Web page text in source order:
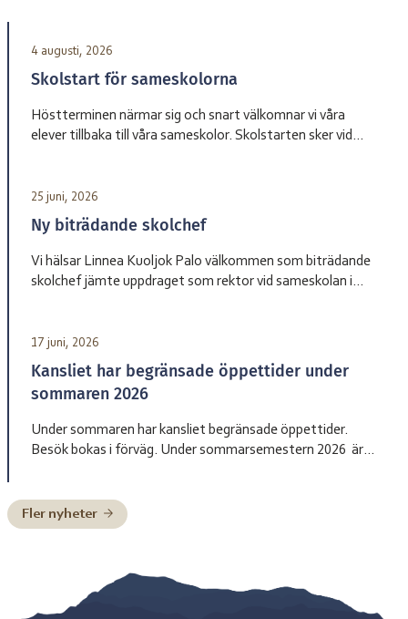
4 augusti, 2026
Skolstart för sameskolorna
Höstterminen närmar sig och snart välkomnar vi våra
elever tillbaka till våra sameskolor. Skolstarten sker vid
Jåhkåmåhkke 20 augusti Vårdnadshavare får information
från respektive skola om tider för första skoldagen och
annan praktisk information inför terminsstarten. Vi ser
fram […]
25 juni, 2026
Ny biträdande skolchef
Vi hälsar Linnea Kuoljok Palo välkommen som biträdande
skolchef jämte uppdraget som rektor vid sameskolan i
17 juni, 2026
Kansliet har begränsade öppettider under
sommaren 2026
Under sommaren har kansliet begränsade öppettider.
Besök bokas i förväg. Under sommarsemestern 2026 är
Pittja träder in som tillförordnad skolchef 6 juli till och med
10 juli, Paulus Kuoljok träder in som tillförordnad skolchef
Fler nyheter